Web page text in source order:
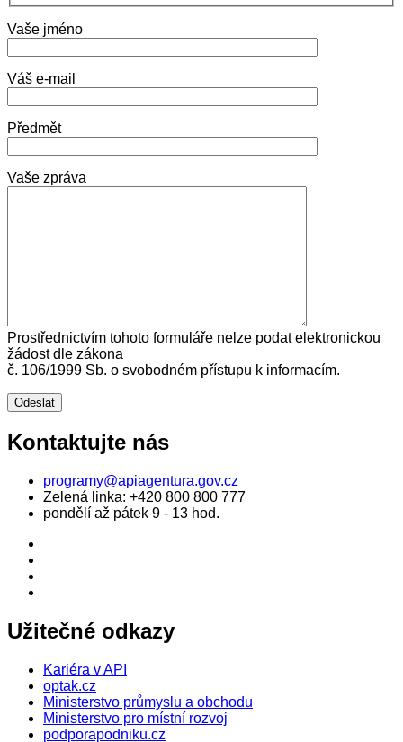
Vaše jméno
Váš e-mail
Předmět
Vaše zpráva
Prostřednictvím tohoto formuláře nelze podat elektronickou
žádost dle zákona
č. 106/1999 Sb. o svobodném přístupu k informacím.
Kontaktujte nás
programy@apiagentura.gov.cz
Zelená linka: +420 800 800 777
pondělí až pátek 9 - 13 hod.
Užitečné odkazy
Kariéra v API
optak.cz
Ministerstvo průmyslu a obchodu
Ministerstvo pro místní rozvoj
podporapodniku.cz